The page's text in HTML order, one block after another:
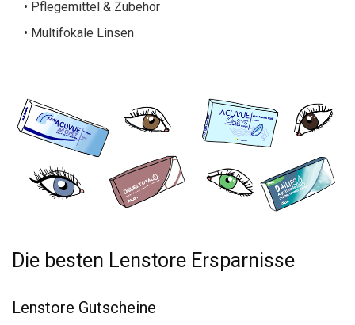
• Pflegemittel & Zubehör
• Multifokale Linsen
Die besten Lenstore Ersparnisse
Lenstore Gutscheine